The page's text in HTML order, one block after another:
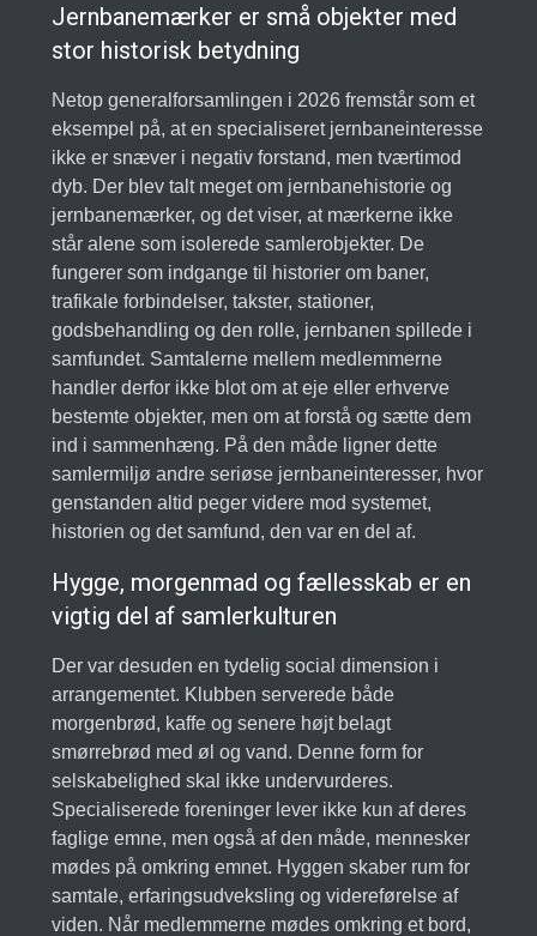
Jernbanemærker er små objekter med
stor historisk betydning
Netop generalforsamlingen i 2026 fremstår som et
eksempel på, at en specialiseret jernbaneinteresse
ikke er snæver i negativ forstand, men tværtimod
dyb. Der blev talt meget om jernbanehistorie og
jernbanemærker, og det viser, at mærkerne ikke
står alene som isolerede samlerobjekter. De
fungerer som indgange til historier om baner,
trafikale forbindelser, takster, stationer,
godsbehandling og den rolle, jernbanen spillede i
samfundet. Samtalerne mellem medlemmerne
handler derfor ikke blot om at eje eller erhverve
bestemte objekter, men om at forstå og sætte dem
ind i sammenhæng. På den måde ligner dette
samlermiljø andre seriøse jernbaneinteresser, hvor
genstanden altid peger videre mod systemet,
historien og det samfund, den var en del af.
Hygge, morgenmad og fællesskab er en
vigtig del af samlerkulturen
Der var desuden en tydelig social dimension i
arrangementet. Klubben serverede både
morgenbrød, kaffe og senere højt belagt
smørrebrød med øl og vand. Denne form for
selskabelighed skal ikke undervurderes.
Specialiserede foreninger lever ikke kun af deres
faglige emne, men også af den måde, mennesker
mødes på omkring emnet. Hyggen skaber rum for
samtale, erfaringsudveksling og videreførelse af
viden. Når medlemmerne mødes omkring et bord,